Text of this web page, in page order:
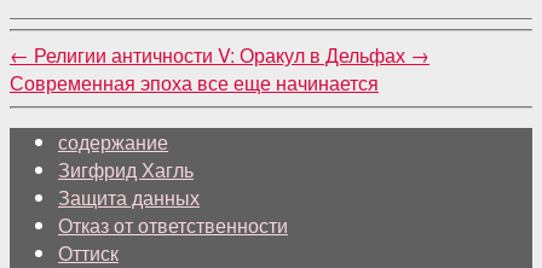
← Религии античности V: Оракул в Дельфах →
Современная эпоха все еще начинается
содержание
Зигфрид Хагль
Защита данных
Отказ от ответственности
Оттиск